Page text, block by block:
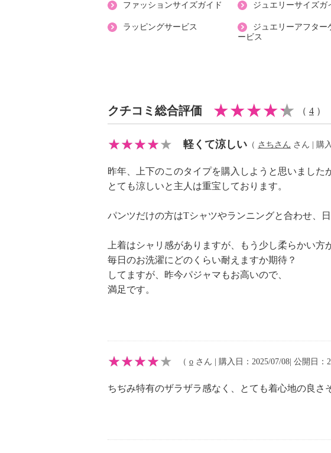
【詳細】
・ボトムウエスト：総ゴム
・洗濯機：可
・漂白処理：酸素系漂白可（塩素系漂白は不可）
・タンブル乾燥：不可
・アイロン仕上げ：可（中温）
・ドライクリーニング：不可
・個体差あり
・日本製
ファッションサイズガイド ジュエリーサイズガ
ラッピングサービス
ジュエリーアフター
ービス
クチコミ総合評価 （ 4 ）
軽くて涼しい （ さちさん さん | 購
昨年、上下のこのタイプを購入しようと思いました
とても涼しいと主人は重宝しております。
パンツだけの方はTシャツやランニングと合わせ、
上着はシャリ感がありますが、もう少し柔らかい方
毎日のお洗濯にどのくらい耐えますか期待？
してますが、昨今パジャマもお高いので、
満足です。
（ o さん | 購入日：2025/07/08| 公開日：
ちぢみ特有のザラザラ感なく、とても着心地の良さ